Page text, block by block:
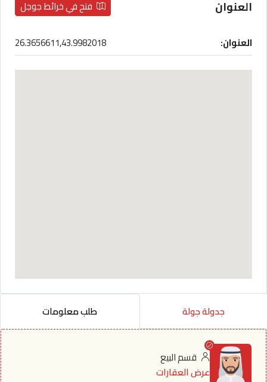
العنوان فتح في خرائط جوجل
العنوان: 26.3656611,43.9982018
جدولة جولة طلب معلومات
قسم البيع
عرض العقارات